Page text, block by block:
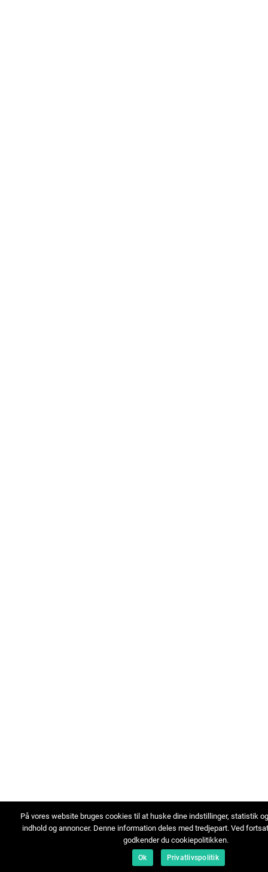
På vores website bruges cookies til at huske dine indstillinger, statistik
indhold og annoncer. Denne information deles med tredjepart. Ved
godkender du cookiepolitikken.
Ok Privatlivspolitik